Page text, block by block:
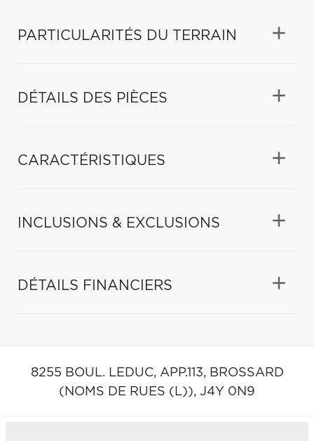
PARTICULARITÉS DU TERRAIN
DÉTAILS DES PIÈCES
CARACTÉRISTIQUES
INCLUSIONS & EXCLUSIONS
DÉTAILS FINANCIERS
8255 BOUL. LEDUC, APP.113, BROSSARD
(NOMS DE RUES (L)), J4Y 0N9